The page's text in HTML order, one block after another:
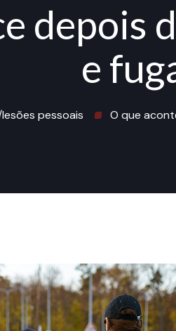
depois
e
pessoais O que